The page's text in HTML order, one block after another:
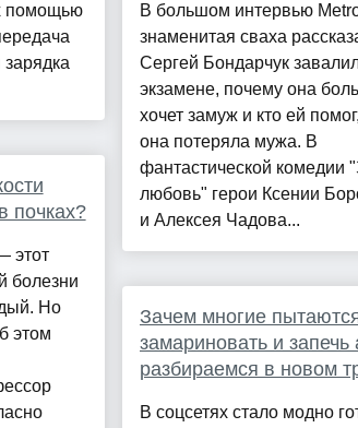
помощью
почках?
этот
болезни
Но
этом
В большом интервью
знаменитая сваха
Сергей Бондарчук
экзамене, почему она
хочет замуж и кто ей
она потеряла мужа. В
фантастической комедии
любовь" герои Ксении
и Алексея Чадова...
Зачем многие
замариновать и запечь
разбираемся в новом
В соцсетях стало модно